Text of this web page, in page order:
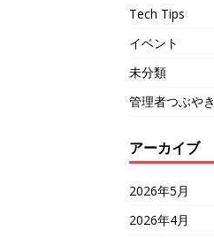
Tech Tips
イベント
未分類
管理者つぶやき
アーカイブ
2026年5月
2026年4月